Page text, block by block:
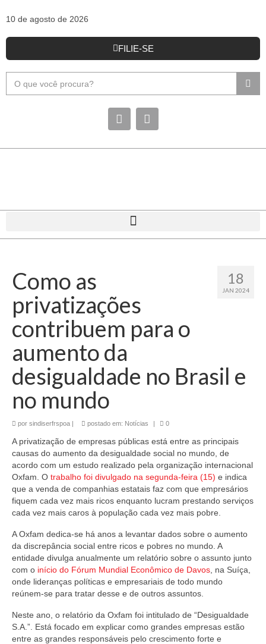
10 de agosto de 2026
FILIE-SE
18
JAN 2024
Como as
privatizações
contribuem para o
aumento da
desigualdade no Brasil e
no mundo
por sindiserfrspoa | postado em: Notícias | 0
A privatização de empresas públicas está entre as principais
causas do aumento da desigualdade social no mundo, de
acordo com um estudo realizado pela organização internacional
Oxfam. O trabalho foi divulgado na segunda-feira (15) e indica
que a venda de companhias estatais faz com que empresários
fiquem cada vez mais ricos enquanto lucram prestando serviços
cada vez mais caros à população cada vez mais pobre.
A Oxfam dedica-se há anos a levantar dados sobre o aumento
da discrepância social entre ricos e pobres no mundo. A
entidade divulga anualmente um relatório sobre o assunto junto
com o início do Fórum Mundial Econômico de Davos , na Suíça,
onde lideranças políticas e empresariais de todo mundo
reúnem-se para tratar desse e de outros assuntos.
Neste ano, o relatório da Oxfam foi intitulado de “Desigualdade
S.A.”. Está focado em explicar como grandes empresas estão
entre as grandes responsáveis pelo crescimento forte e